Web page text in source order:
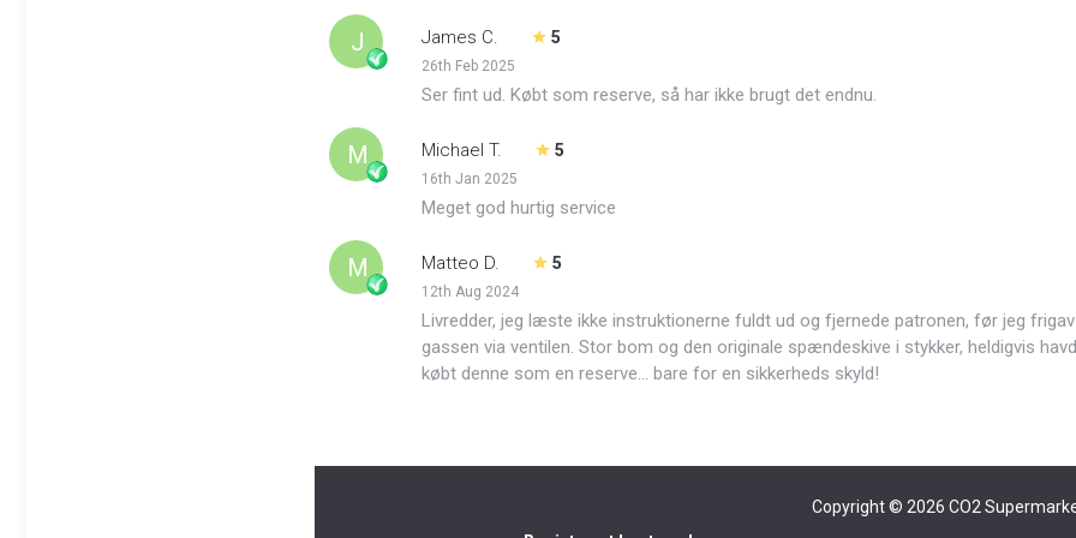
J James C. 5
26th Feb 2025
Ser fint ud. Købt som reserve, så har ikke brugt det endnu.
M Michael T. 5
16th Jan 2025
Meget god hurtig service
M Matteo D. 5
12th Aug 2024
Livredder, jeg læste ikke instruktionerne fuldt ud og fjernede patronen, før jeg frigav
gassen via ventilen. Stor bom og den originale spændeskive i stykker, heldigvis
købt denne som en reserve... bare for en sikkerheds skyld!
Copyright © 2026 CO2